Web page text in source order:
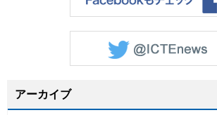
アーカイブ